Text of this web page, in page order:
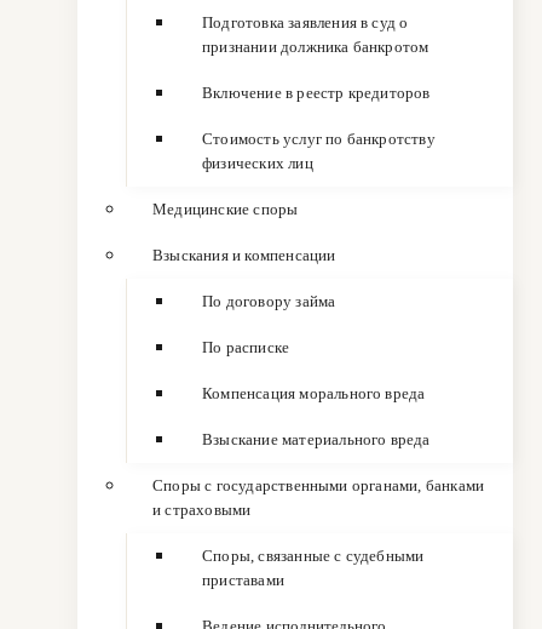
Подготовка заявления в суд о
признании должника банкротом
Включение в реестр кредиторов
Стоимость услуг по банкротству
физических лиц
Медицинские споры
Взыскания и компенсации
По договору займа
По расписке
Компенсация морального вреда
Взыскание материального вреда
Споры с государственными органами, банками
и страховыми
Споры, связанные с судебными
приставами